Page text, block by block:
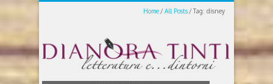
Home All Posts Tag: disney